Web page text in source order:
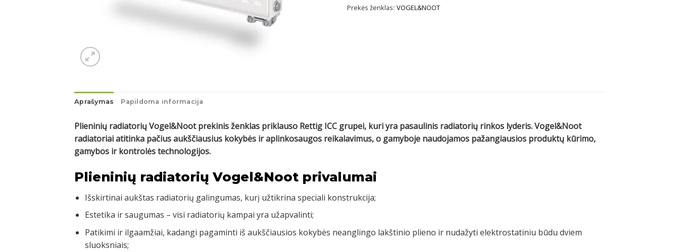
Prekės ženklas: VOGEL&NOOT
Aprašymas Papildoma informacija
Plieninių radiatorių Vogel&Noot prekinis ženklas priklauso Rettig ICC grupei, kuri yra pasaulinis radiatorių rinkos lyderis. Vogel&Noot
radiatoriai atitinka pačius aukščiausius kokybės ir aplinkosaugos reikalavimus, o gamyboje naudojamos pažangiausios produktų kūrimo,
gamybos ir kontrolės technologijos.
Plieninių radiatorių Vogel&Noot privalumai
Išskirtinai aukštas radiatorių galingumas, kurį užtikrina speciali konstrukcija;
Estetika ir saugumas – visi radiatorių kampai yra užapvalinti;
Patikimi ir ilgaamžiai, kadangi pagaminti iš aukščiausios kokybės neanglingo lakštinio plieno ir nudažyti elektrostatiniu būdu dviem
sluoksniais;